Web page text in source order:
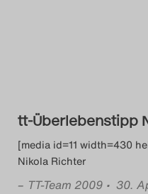
tt-Überlebenstipp
[media id=11 width=430
Nikola Richter
– TT-Team 2009 • 30.